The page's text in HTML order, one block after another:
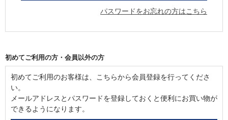
パスワードをお忘れの方はこちら
初めてご利用の方・会員以外の方
初めてご利用のお客様は、こちらから会員登録を行ってくださ
い。
メールアドレスとパスワードを登録しておくと便利にお買い物が
できるようになります。